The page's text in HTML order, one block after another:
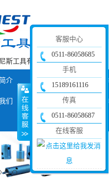
斯工具有限公司官网！
介
们 新闻资讯
客服中心
0511-86058685
手机
15189161116
传真
0511-86058687
在线客服